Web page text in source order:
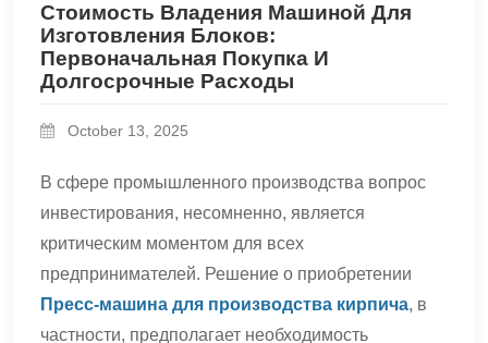
Стоимость Владения Машиной Для
Изготовления Блоков:
Первоначальная Покупка И
Долгосрочные Расходы
October 13, 2025
В сфере промышленного производства вопрос
инвестирования, несомненно, является
критическим моментом для всех
предпринимателей. Решение о приобретении
Пресс-машина для производства кирпича, в
частности, предполагает необходимость